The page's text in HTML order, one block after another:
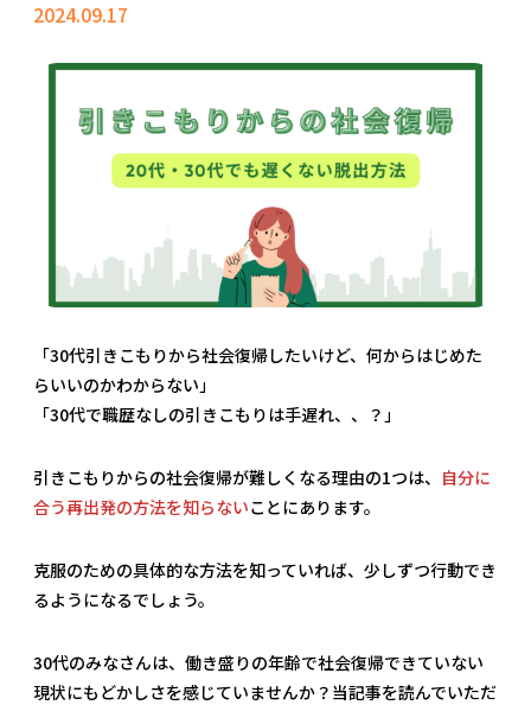
2024.09.17
「30代引きこもりから社会復帰したいけど、何からはじめた
らいいのかわからない」
「30代で職歴なしの引きこもりは手遅れ、、？」
引きこもりからの社会復帰が難しくなる理由の1つは、 自分に
合う再出発の方法を知らないことにあります。
克服のための具体的な方法を知っていれば、少しずつ行動でき
るようになるでしょう。
30代のみなさんは、働き盛りの年齢で社会復帰できていない
現状にもどかしさを感じていませんか？当記事を読んでいただ